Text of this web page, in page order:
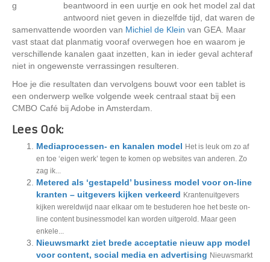
beantwoord in een uurtje en ook het model zal dat
antwoord niet geven in diezelfde tijd, dat waren de
samenvattende woorden van Michiel de Klein van GEA. Maar
vast staat dat planmatig vooraf overwegen hoe en waarom je
verschillende kanalen gaat inzetten, kan in ieder geval achteraf
niet in ongewenste verrassingen resulteren.
Hoe je die resultaten dan vervolgens bouwt voor een tablet is
een onderwerp welke volgende week centraal staat bij een
CMBO Café bij Adobe in Amsterdam.
Lees Ook:
Mediaprocessen- en kanalen model Het is leuk om zo af
en toe ‘eigen werk’ tegen te komen op websites van anderen. Zo
zag ik...
Metered als ‘gestapeld’ business model voor on-line
kranten – uitgevers kijken verkeerd Krantenuitgevers
kijken wereldwijd naar elkaar om te bestuderen hoe het beste on-
line content businessmodel kan worden uitgerold. Maar geen
enkele...
Nieuwsmarkt ziet brede acceptatie nieuw app model
voor content, social media en advertising Nieuwsmarkt